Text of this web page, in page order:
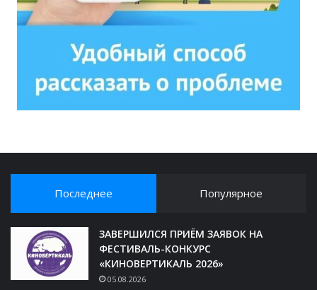
Последнее Популярное
ЗАВЕРШИЛСЯ ПРИЁМ ЗАЯВОК НА
ФЕСТИВАЛЬ-КОНКУРС
«КИНОВЕРТИКАЛЬ 2026»
05.08.2026